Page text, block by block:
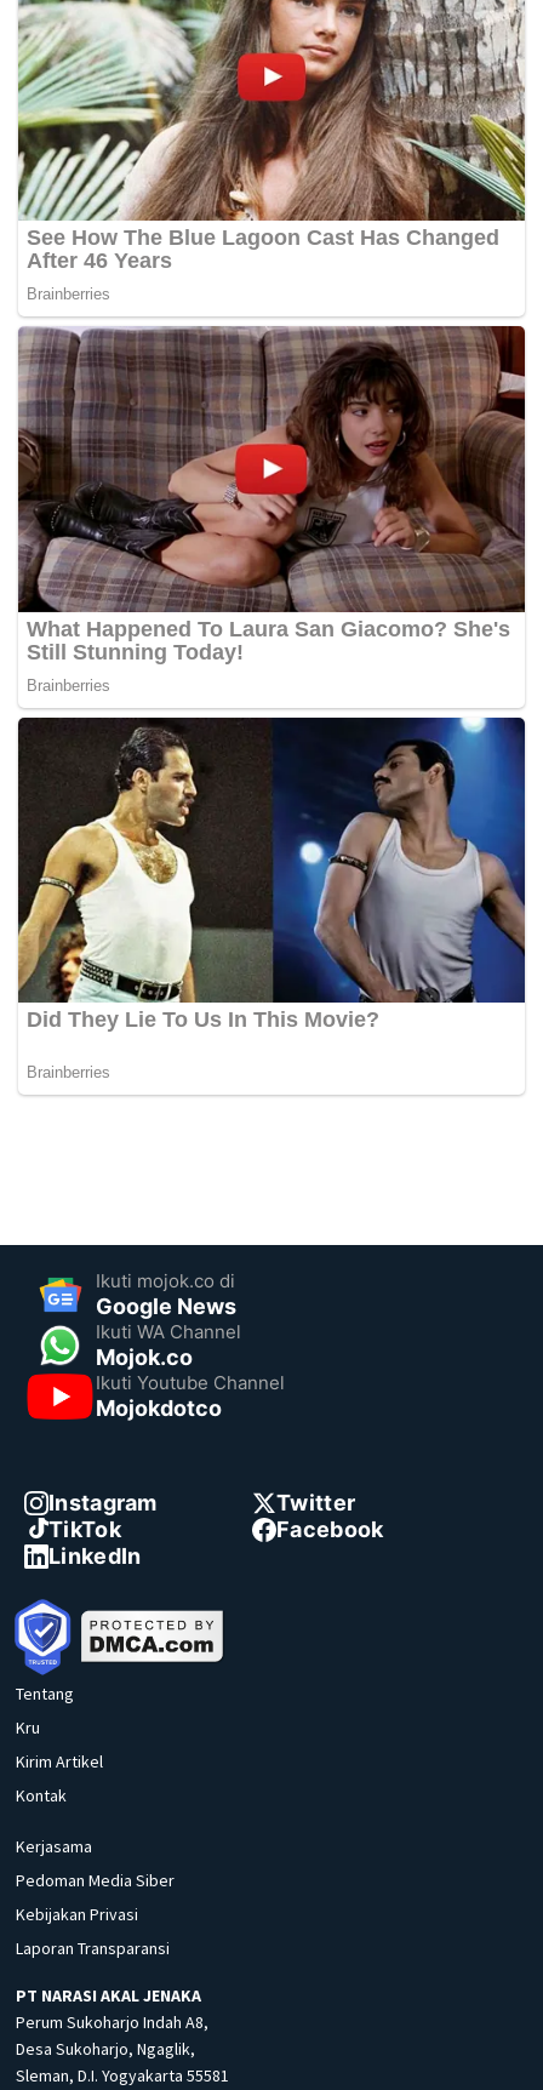
Ikuti mojok.co di
Google News
Ikuti WA Channel
Mojok.co
Ikuti Youtube Channel
Mojokdotco
Instagram
Twitter
TikTok
Facebook
LinkedIn
Tentang
Kru
Kirim Artikel
Kontak
Kerjasama
Pedoman Media Siber
Kebijakan Privasi
Laporan Transparansi
PT NARASI AKAL JENAKA
Perum Sukoharjo Indah A8,
Desa Sukoharjo, Ngaglik,
Sleman, D.I. Yogyakarta 55581